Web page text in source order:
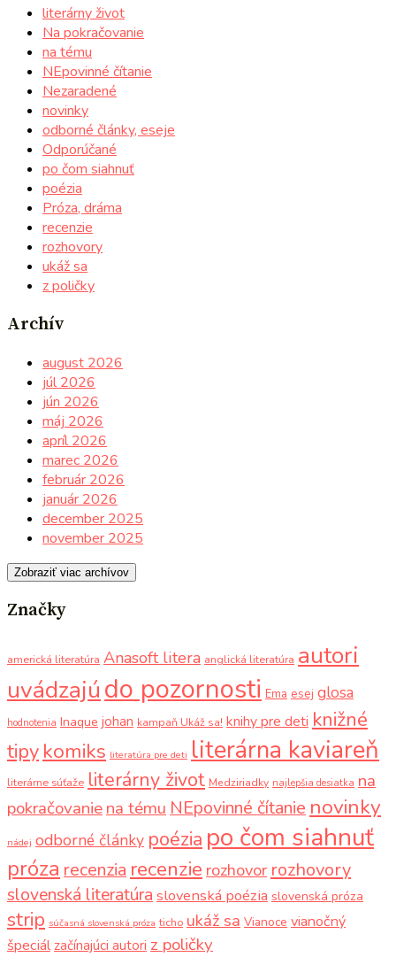
literárny život
Na pokračovanie
na tému
NEpovinné čítanie
Nezaradené
novinky
odborné články, eseje
Odporúčané
po čom siahnuť
poézia
Próza, dráma
recenzie
rozhovory
ukáž sa
z poličky
Archív
august 2026
júl 2026
jún 2026
máj 2026
apríl 2026
marec 2026
február 2026
január 2026
december 2025
november 2025
Zobraziť viac archívov
Značky
americká literatúra Anasoft litera anglická literatúra autori
uvádzajúdo pozornosti Ema esej glosa
hodnotenia Inaque johan kampaň Ukáž sa! knihy pre deti knižné
tipy komiks literatúra pre deti literárna kaviareň
literárne súťaže literárny život Medziriadky najlepšia desiatka na
pokračovaniena tému NEpovinné čítanie novinky
nádej odborné články poézia po čom siahnuť
próza recenzia recenzie rozhovor rozhovory
slovenská literatúra slovenská poézia slovenská próza
strip súčasná slovenská próza ticho ukáž sa Vianoce vianočný
špeciál začínajúci autori z poličky